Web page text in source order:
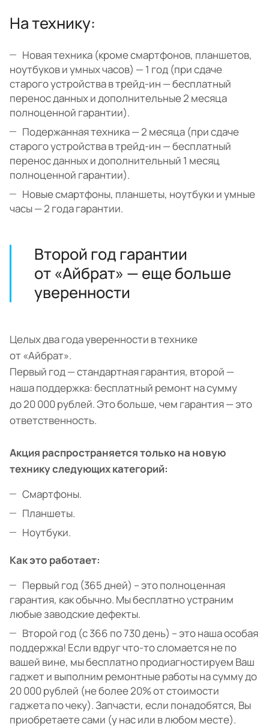
На технику:
Новая техника (кроме смартфонов, планшетов,
ноутбуков и умных часов) — 1 год (при сдаче
старого устройства в трейд-ин — бесплатный
перенос данных и дополнительные 2 месяца
полноценной гарантии).
Подержанная техника — 2 месяца (при сдаче
старого устройства в трейд-ин — бесплатный
перенос данных и дополнительный 1 месяц
полноценной гарантии).
Новые смартфоны, планшеты, ноутбуки и умные
часы — 2 года гарантии.
Второй год гарантии
от «Айбрат» — еще больше
уверенности
Целых два года уверенности в технике
от «Айбрат».
Первый год — стандартная гарантия, второй —
наша поддержка: бесплатный ремонт на сумму
до 20 000 рублей. Это больше, чем гарантия — это
ответственность.
Акция распространяется только на новую
технику следующих категорий:
Смартфоны.
Планшеты.
Ноутбуки.
Как это работает:
Первый год (365 дней) – это полноценная
гарантия, как обычно. Мы бесплатно устраним
любые заводские дефекты.
Второй год (с 366 по 730 день) – это наша особая
поддержка! Если вдруг что-то сломается не по
вашей вине, мы бесплатно продиагностируем Ваш
гаджет и выполним ремонтные работы на сумму до
20 000 рублей (не более 20% от стоимости
гаджета по чеку). Запчасти, если понадобятся, Вы
приобретаете сами (у нас или в любом месте).